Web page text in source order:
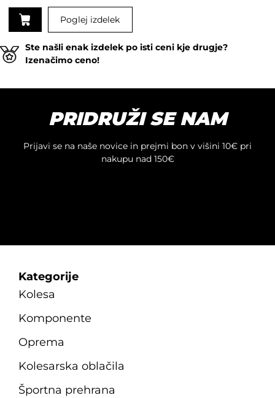
Poglej izdelek
Ste našli enak izdelek po isti ceni kje drugje?
Izenačimo ceno!
PRIDRUŽI SE NAM
Prijavi se na naše novice in prejmi bon v višini 10€ pri
nakupu nad 150€
Kategorije
Kolesa
Komponente
Oprema
Kolesarska oblačila
Športna prehrana